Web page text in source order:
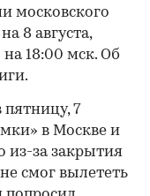
московского
8 августа,
18:00 мск. Об
7
в Москве и
из-за закрытия
смог вылететь